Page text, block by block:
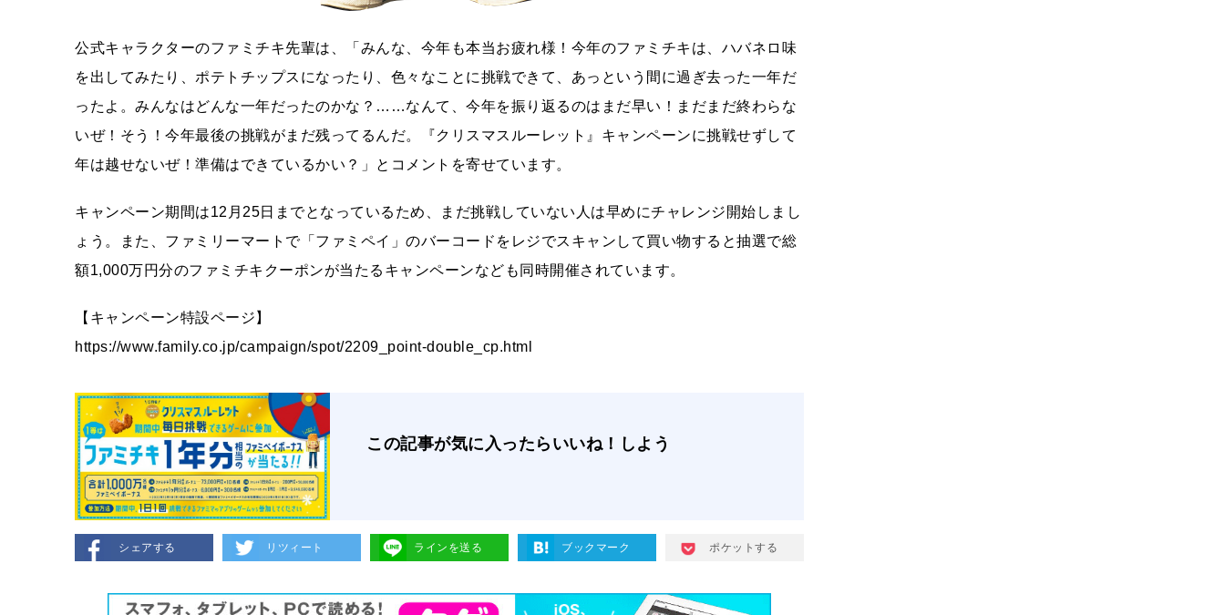
公式キャラクターのファミチキ先輩は、「みんな、今年も本当お疲れ様！今年のファミチキは、ハバネロ味
を出してみたり、ポテトチップスになったり、色々なことに挑戦できて、あっという間に過ぎ去った一年だ
ったよ。みんなはどんな一年だったのかな？……なんて、今年を振り返るのはまだ早い！まだまだ終わらな
いぜ！そう！今年最後の挑戦がまだ残ってるんだ。『クリスマスルーレット』キャンペーンに挑戦せずして
年は越せないぜ！準備はできているかい？」とコメントを寄せています。
キャンペーン期間は12月25日までとなっているため、まだ挑戦していない人は早めにチャレンジ開始しまし
ょう。また、ファミリーマートで「ファミペイ」のバーコードをレジでスキャンして買い物すると抽選で総
額1,000万円分のファミチキクーポンが当たるキャンペーンなども同時開催されています。
【キャンペーン特設ページ】
https://www.family.co.jp/campaign/spot/2209_point-double_cp.html
この記事が気に入ったらいいね！しよう
シェアする リツィート ラインを送る ブックマーク ポケットする